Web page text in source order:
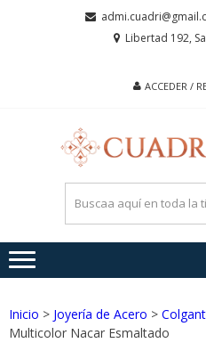
Libertad 192,
ACCEDER /
Inicio > Joyería de Acero >
Multicolor Nacar Esmaltado